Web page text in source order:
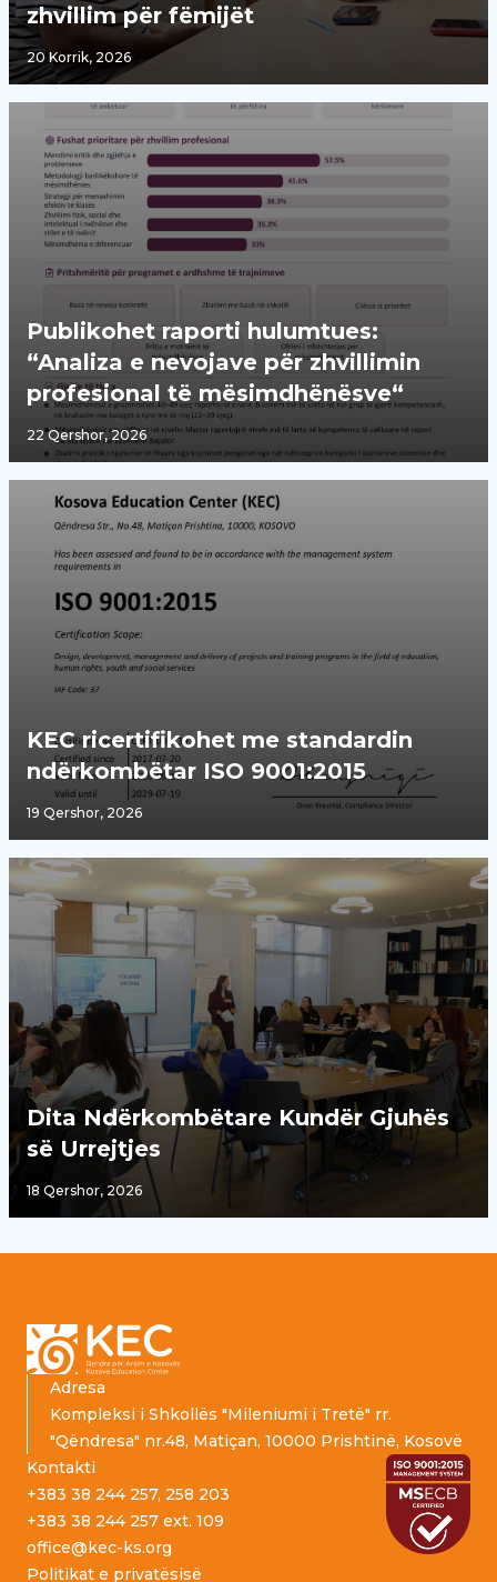
zhvillim për fëmijët
20 Korrik, 2026
Publikohet raporti hulumtues:
“Analiza e nevojave për zhvillimin
profesional të mësimdhënësve“
22 Qershor, 2026
KEC ricertifikohet me standardin
ndërkombëtar ISO 9001:2015
19 Qershor, 2026
Dita Ndërkombëtare Kundër Gjuhës
së Urrejtjes
18 Qershor, 2026
Adresa
Kompleksi i Shkollës "Mileniumi i Tretë" rr.
"Qëndresa" nr.48, Matiçan, 10000 Prishtinë, Kosovë
Kontakti
+383 38 244 257, 258 203
+383 38 244 257 ext. 109
office@kec-ks.org
Politikat e privatësisë